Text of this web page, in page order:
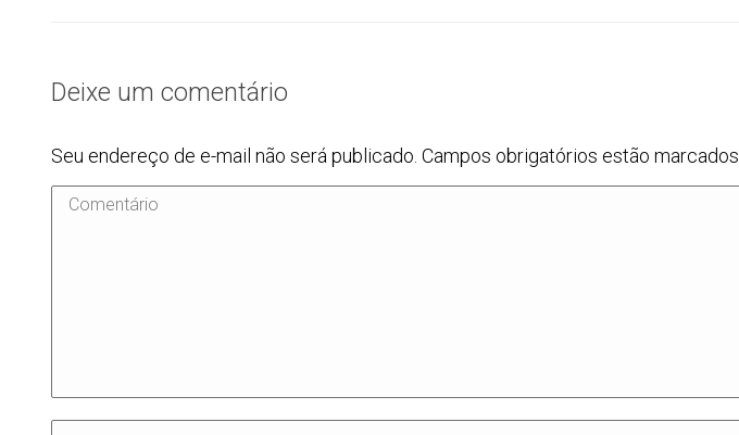
Deixe um comentário
Seu endereço de e-mail não será publicado. Campos obrigatórios estão marcados
Comentário